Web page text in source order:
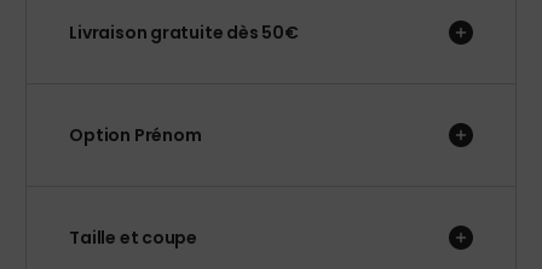
Livraison gratuite dès 50€
Option Prénom
Taille et coupe